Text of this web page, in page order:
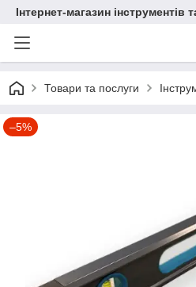
Інтернет-магазин
Товари та послуги
–5%